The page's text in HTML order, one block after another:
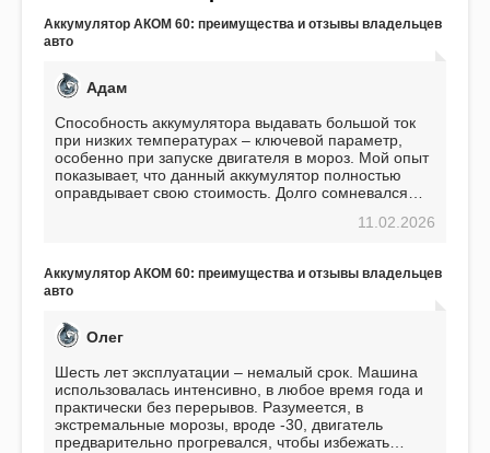
Аккумулятор АКОМ 60: преимущества и отзывы владельцев
авто
Адам
Способность аккумулятора выдавать большой ток
при низких температурах – ключевой параметр,
особенно при запуске двигателя в мороз. Мой опыт
показывает, что данный аккумулятор полностью
оправдывает свою стоимость. Долго сомневался
пожалел. Считаю, что это отличное вложение,11.02.2026
Аккумулятор АКОМ 60: преимущества и отзывы владельцев
авто
Олег
Шесть лет эксплуатации – немалый срок. Машина
использовалась интенсивно, в любое время года и
практически без перерывов. Разумеется, в
экстремальные морозы, вроде -30, двигатель
предварительно прогревался, чтобы избежать